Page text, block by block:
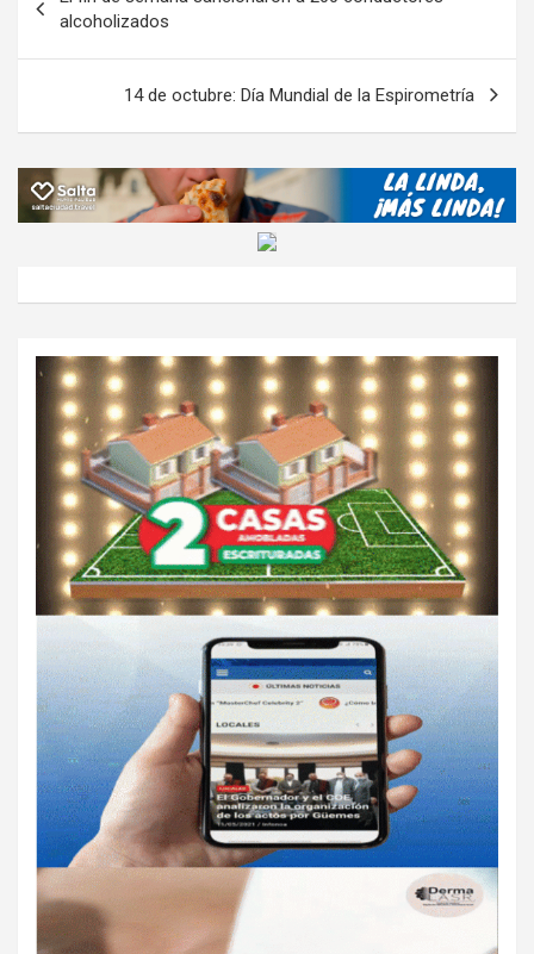
o
k
p
p
m
M
ail
er
ar
tir
de
entradas
alcoholizados
14 de octubre: Día Mundial de la Espirometría